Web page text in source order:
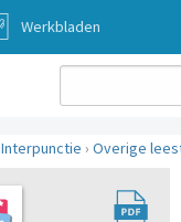
Werkbladen
Interpunctie › Overige